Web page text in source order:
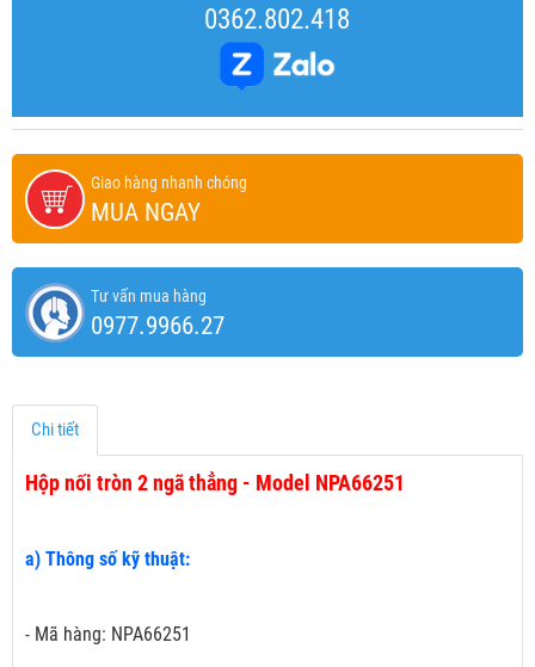
0362.802.418
Giao hàng nhanh chóng
MUA NGAY
Tư vấn mua hàng
0977.9966.27
Chi tiết
Hộp nối tròn 2 ngã thẳng - Model NPA66251
a) Thông số kỹ thuật:
- Mã hàng: NPA66251